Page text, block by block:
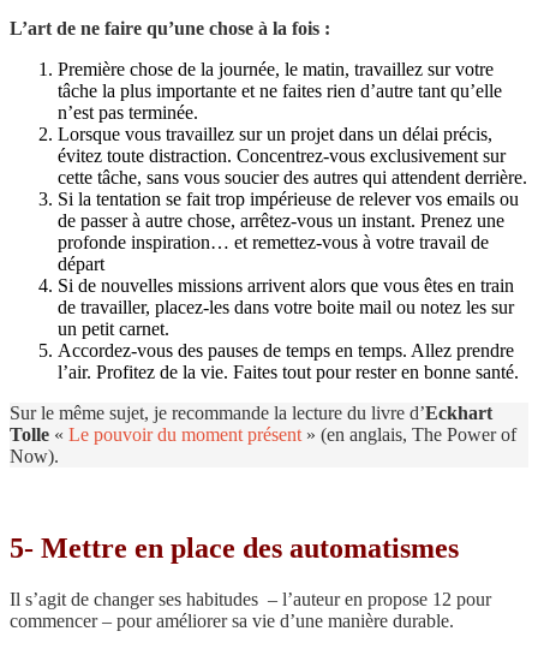
L’art de ne faire qu’une chose à la fois :
Première chose de la journée, le matin, travaillez sur votre
tâche la plus importante et ne faites rien d’autre tant qu’elle
n’est pas terminée.
Lorsque vous travaillez sur un projet dans un délai précis,
évitez toute distraction. Concentrez-vous exclusivement sur
cette tâche, sans vous soucier des autres qui attendent derrière.
Si la tentation se fait trop impérieuse de relever vos emails ou
de passer à autre chose, arrêtez-vous un instant. Prenez une
profonde inspiration… et remettez-vous à votre travail de
départ
Si de nouvelles missions arrivent alors que vous êtes en train
de travailler, placez-les dans votre boite mail ou notez les sur
un petit carnet.
Accordez-vous des pauses de temps en temps. Allez prendre
l’air. Profitez de la vie. Faites tout pour rester en bonne santé.
Sur le même sujet, je recommande la lecture du livre d’Eckhart
Tolle « Le pouvoir du moment présent » (en anglais, The Power of
Now).
5- Mettre en place des automatismes
Il s’agit de changer ses habitudes – l’auteur en propose 12 pour
commencer – pour améliorer sa vie d’une manière durable.